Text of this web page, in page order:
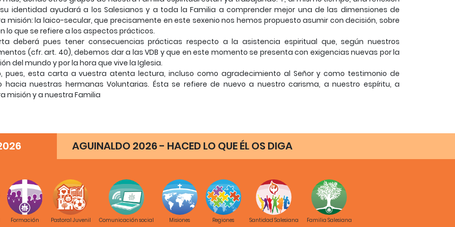
identidad ayudará a los Salesianos y a toda la Familia a comprender mejor una de las dimensiones de
misión: la laico-secular, que precisamente en este sexenio nos hemos propuesto asumir con decisión, sobre
lo que se refiere a los aspectos prácticos.
deberá pues tener consecuencias prácticas respecto a la asistencia espiritual que, según nuestros
(cfr. art. 40), debemos dar a las VDB y que en este momento se presenta con exigencias nuevas por la
del mundo y por la hora que vive la Iglesia.
pues, esta carta a vuestra atenta lectura, incluso como agradecimiento al Señor y como testimonio de
hacia nuestras hermanas Voluntarias. Ésta se refiere de nuevo a nuestro carisma, a nuestro espíritu, a
misión y a nuestra Familia
hermanas en Don Bosco:
el 80 aniversario del comienzo del Instituto, pudiera ofrecerse un estímulo para el camino de renovación
por vosotras a la luz del Concilio Vaticano II.
con mucho gusto, en estos momentos, vuestro deseo. Esto está en continuidad con la reflexión del CG24 de
que han querido profundizar el sentido de participación y de comunión en el espíritu y en la misión de
AGUINALDO 2026 - HACED LO QUE ÉL OS DIGA
Formación Pastoral Juvenil Comunicación social Misiones Regiones Santidad Salesiana Familia Salesiana